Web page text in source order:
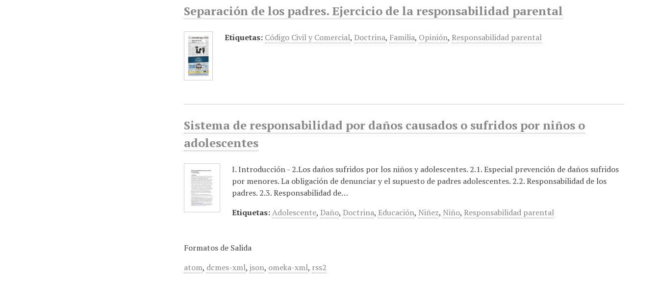
Separación de los padres. Ejercicio de la responsabilidad parental
Etiquetas: Código Civil y Comercial, Doctrina, Familia, Opinión, Responsabilidad parental
Sistema de responsabilidad por daños causados o sufridos por niños o
adolescentes
I. Introducción - 2.Los daños sufridos por los niños y adolescentes. 2.1. Especial prevención de daños sufridos
por menores. La obligación de denunciar y el supuesto de padres adolescentes. 2.2. Responsabilidad de los
padres. 2.3. Responsabilidad de…
Etiquetas:Adolescente, Daño, Doctrina, Educación, Niñez, Niño, Responsabilidad parental
Formatos de Salida
atom, dcmes-xml,json, omeka-xml, rss2